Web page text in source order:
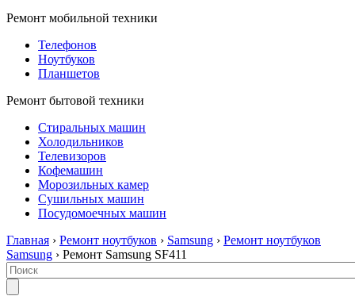
Ремонт мобильной техники
Телефонов
Ноутбуков
Планшетов
Ремонт бытовой техники
Стиральных машин
Холодильников
Телевизоров
Кофемашин
Морозильных камер
Сушильных машин
Посудомоечных машин
Главная › Ремонт ноутбуков › Samsung › Ремонт ноутбуков
Samsung › Ремонт Samsung SF411